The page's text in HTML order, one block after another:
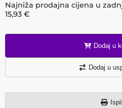
Najniža prodajna cijena u
15,93 €
Dodaj u
Dodaj u